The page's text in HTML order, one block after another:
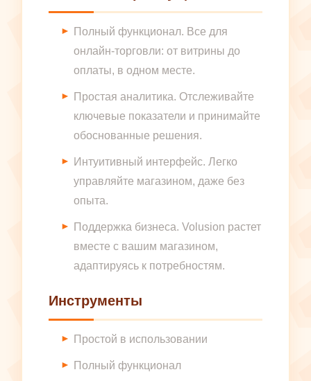
Полный функционал. Все для
онлайн-торговли: от витрины до
оплаты, в одном месте.
Простая аналитика. Отслеживайте
ключевые показатели и принимайте
обоснованные решения.
Интуитивный интерфейс. Легко
управляйте магазином, даже без
опыта.
Поддержка бизнеса. Volusion растет
вместе с вашим магазином,
адаптируясь к потребностям.
Инструменты
Простой в использовании
Полный функционал